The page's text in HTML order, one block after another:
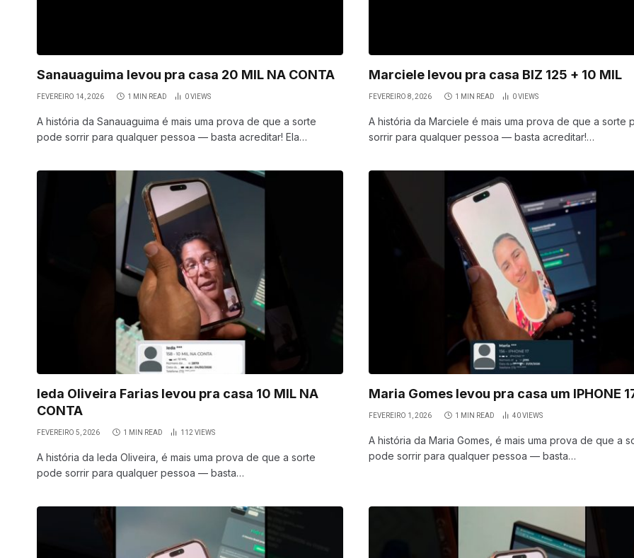
Sanauaguima levou pra casa 20 MIL NA CONTA
FEVEREIRO 14, 2026 1 MIN READ 0VIEWS
A história da Sanauaguima é mais uma prova de que a sorte
pode sorrir para qualquer pessoa — basta acreditar! Ela…
Marciele levou pra casa BIZ 125 + 10 MIL
FEVEREIRO 8, 2026 1 MIN READ 0VIEWS
A história da Marciele é mais uma prova de que a sorte
sorrir para qualquer pessoa — basta acreditar!…
Ieda Oliveira Farias levou pra casa 10 MIL NA
CONTA
FEVEREIRO 5, 2026 1 MIN READ 112VIEWS
A história da Ieda Oliveira, é mais uma prova de que a sorte
pode sorrir para qualquer pessoa — basta…
Maria Gomes levou pra casa um IPHONE
FEVEREIRO 1, 2026 1 MIN READ 40VIEWS
A história da Maria Gomes, é mais uma prova de que a
pode sorrir para qualquer pessoa — basta…